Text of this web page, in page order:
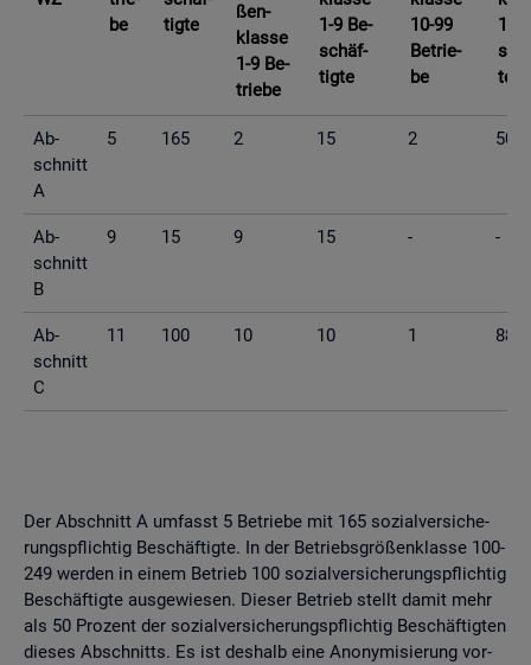
be
tig­te
ßen­
klas­se
1-9 Be­
trie­be
1-9 Be­
schäf­
tig­te
10-99
Be­trie­
be
10-
te
Ab­
schnitt
A
5 165 2 15 2 50
Ab­
schnitt
B
9 15 9 15 - -
Ab­
schnitt
C
11 100 10 10 1 88
Der Ab­schnitt A um­fasst 5 Be­trie­be mit 165 so­zi­al­ver­si­che­
rungs­pflich­tig Be­schäf­tig­te. In der Be­triebs­grö­ßen­klas­se 100-
249 wer­den in einem Be­trieb 100 so­zi­al­ver­si­che­rungs­pflich­tig
Be­schäf­tig­te aus­ge­wie­sen. Die­ser Be­trieb stellt damit mehr
als 50 Pro­zent der so­zi­al­ver­si­che­rungs­pflich­tig Be­schäf­tig­ten
die­ses Ab­schnitts. Es ist des­halb eine An­ony­mi­sie­rung vor­